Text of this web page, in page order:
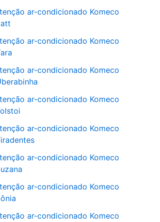
ar-condicionado Komeco
ar-condicionado Komeco
ar-condicionado Komeco
ar-condicionado Komeco
ar-condicionado Komeco
ar-condicionado Komeco
ar-condicionado Komeco
ar-condicionado Komeco